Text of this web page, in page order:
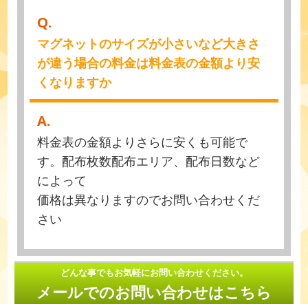
Q.
マグネットのサイズが小さいなど大きさ
が違う場合の料金は料金表の金額より安
くなりますか
A.
料金表の金額よりさらに安くも可能で
す。配布枚数配布エリア、配布日数など
によって
価格は異なりますのでお問い合わせくだ
さい
どんな事でもお気軽にお問い合わせください。
メールでのお問い合わせはこちら